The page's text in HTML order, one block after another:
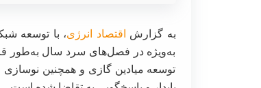
به گزارش اقتصاد انرژی، با توسعه
به‌ویژه در فصل‌های سرد سال به‌طور
توسعه میادین گازی و همچنین نوسازی